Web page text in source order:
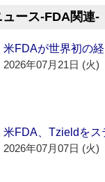
ース‐FDA関連‐
米FDAが世界初の
2026年07月21日 (火)
米FDA、Tzieldをス
2026年07月07日 (火)